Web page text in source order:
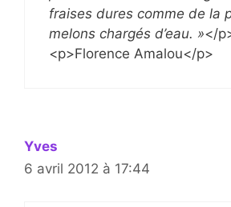
fraises dures comme de la
melons chargés d’eau. »</
<p>Florence Amalou</p>
Yves
6 avril 2012 à 17:44